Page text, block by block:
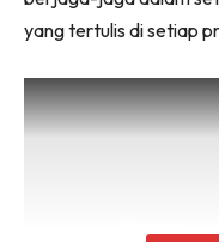
yang tertulis di setiap